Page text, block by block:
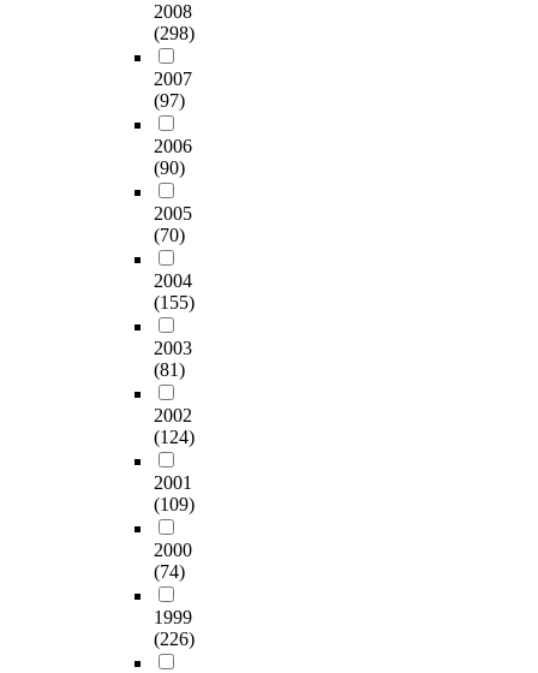
2008
(298)
2007
(97)
2006
(90)
2005
(70)
2004
(155)
2003
(81)
2002
(124)
2001
(109)
2000
(74)
1999
(226)